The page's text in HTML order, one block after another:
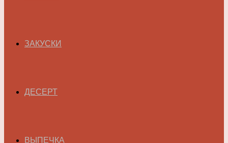
ЗАКУСКИ
ДЕСЕРТ
ВЫПЕЧКА